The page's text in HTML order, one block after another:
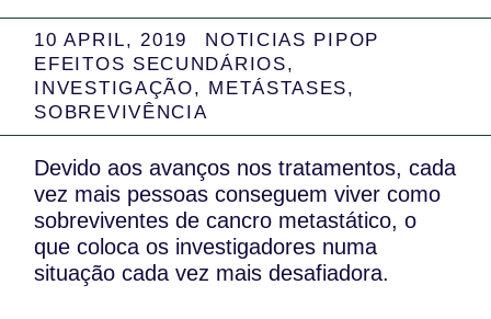
10 APRIL, 2019
NOTICIAS PIPOP
EFEITOS SECUNDÁRIOS,
INVESTIGAÇÃO, METÁSTASES,
SOBREVIVÊNCIA
Devido aos avanços nos tratamentos, cada
vez mais pessoas conseguem viver como
sobreviventes de cancro metastático, o
que coloca os investigadores numa
situação cada vez mais desafiadora.